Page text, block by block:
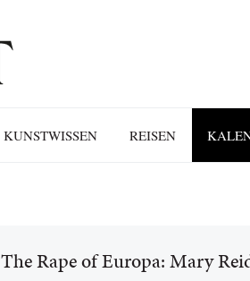
KUNSTWISSEN REISEN
The Rape of Europa: Mary